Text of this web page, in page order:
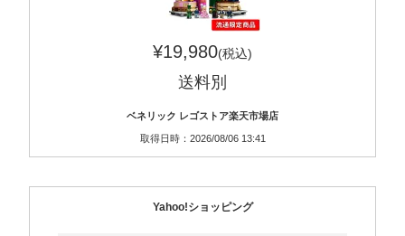
¥19,980(税込)
送料別
ベネリック レゴストア楽天市場店
取得日時：2026/08/06 13:41
Yahoo!ショッピング